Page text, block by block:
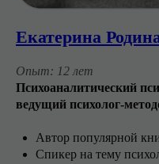
Екатерина
Опыт: 12 лет
Психоаналитический
ведущий психолог-
Автор популярной
Спикер на тему